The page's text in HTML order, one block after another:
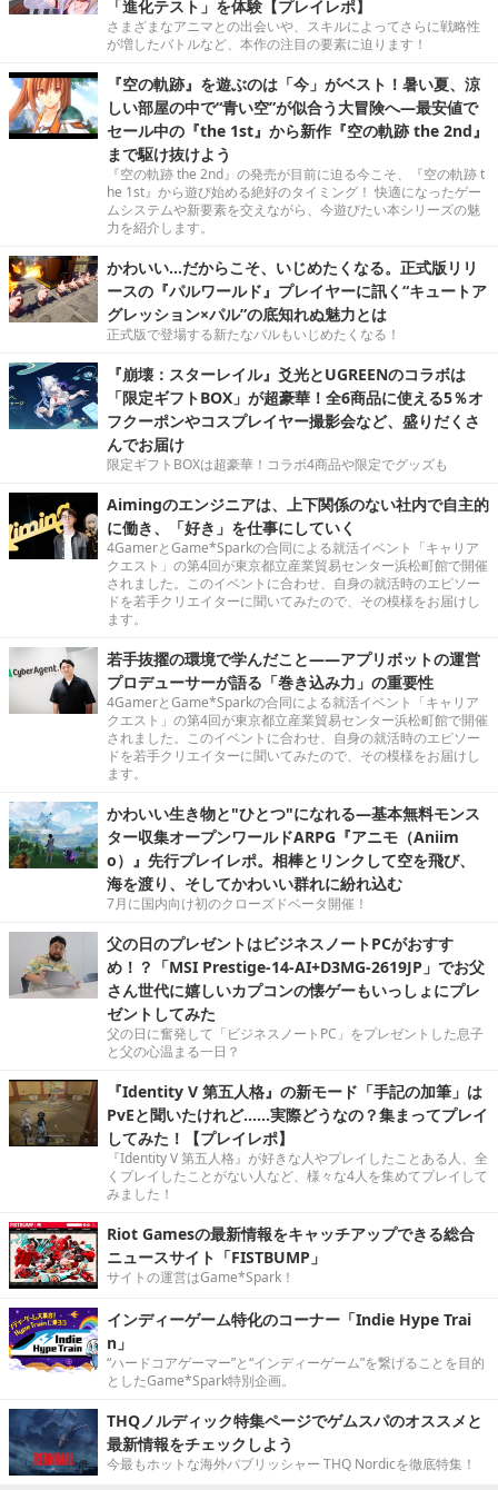
「進化テスト」を体験【プレイレポ】
さまざまなアニマとの出会いや、スキルによってさらに戦略性
が増したバトルなど、本作の注目の要素に迫ります！
『空の軌跡』を遊ぶのは「今」がベスト！暑い夏、涼
しい部屋の中で“青い空”が似合う大冒険へ―最安値で
セール中の『the 1st』から新作『空の軌跡 the 2nd』
まで駆け抜けよう
『空の軌跡 the 2nd』の発売が目前に迫る今こそ、『空の軌跡 t
he 1st』から遊び始める絶好のタイミング！ 快適になったゲー
ムシステムや新要素を交えながら、今遊びたい本シリーズの魅
力を紹介します。
かわいい…だからこそ、いじめたくなる。正式版リリ
ースの『パルワールド』プレイヤーに訊く“キュートア
グレッション×パル”の底知れぬ魅力とは
正式版で登場する新たなパルもいじめたくなる！
『崩壊：スターレイル』爻光とUGREENのコラボは
「限定ギフトBOX」が超豪華！全6商品に使える5％オ
フクーポンやコスプレイヤー撮影会など、盛りだくさ
んでお届け
限定ギフトBOXは超豪華！コラボ4商品や限定でグッズも
Aimingのエンジニアは、上下関係のない社内で自主的
に働き、「好き」を仕事にしていく
4GamerとGame*Sparkの合同による就活イベント「キャリア
クエスト」の第4回が東京都立産業貿易センター浜松町館で開催
されました。このイベントに合わせ、自身の就活時のエピソー
ドを若手クリエイターに聞いてみたので、その模様をお届けし
ます。
若手抜擢の環境で学んだこと――アプリボットの運営
プロデューサーが語る「巻き込み力」の重要性
4GamerとGame*Sparkの合同による就活イベント「キャリア
クエスト」の第4回が東京都立産業貿易センター浜松町館で開催
されました。このイベントに合わせ、自身の就活時のエピソー
ドを若手クリエイターに聞いてみたので、その模様をお届けし
ます。
かわいい生き物と"ひとつ"になれる―基本無料モンス
ター収集オープンワールドARPG『アニモ（Aniim
o）』先行プレイレポ。相棒とリンクして空を飛び、
海を渡り、そしてかわいい群れに紛れ込む
7月に国内向け初のクローズドベータ開催！
父の日のプレゼントはビジネスノートPCがおすす
め！？「MSI Prestige-14-AI+D3MG-2619JP」でお父
さん世代に嬉しいカプコンの懐ゲーもいっしょにプレ
ゼントしてみた
父の日に奮発して「ビジネスノートPC」をプレゼントした息子
と父の心温まる一日？
『Identity V 第五人格』の新モード「手記の加筆」は
PvEと聞いたけれど……実際どうなの？集まってプレイ
してみた！【プレイレポ】
『Identity V 第五人格』が好きな人やプレイしたことある人、全
くプレイしたことがない人など、様々な4人を集めてプレイして
みました！
Riot Gamesの最新情報をキャッチアップできる総合
ニュースサイト「FISTBUMP」
サイトの運営はGame*Spark！
インディーゲーム特化のコーナー「Indie Hype Trai
n」
“ハードコアゲーマー”と“インディーゲーム”を繋げることを目的
としたGame*Spark特別企画。
THQノルディック特集ページでゲムスパのオススメと
最新情報をチェックしよう
今最もホットな海外パブリッシャー THQ Nordicを徹底特集！